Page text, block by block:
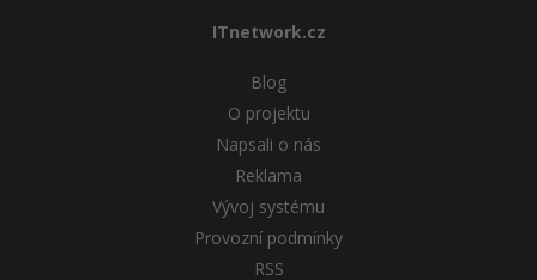
ITnetwork.cz
Blog
O projektu
Napsali o nás
Reklama
Vývoj systému
Provozní podmínky
RSS